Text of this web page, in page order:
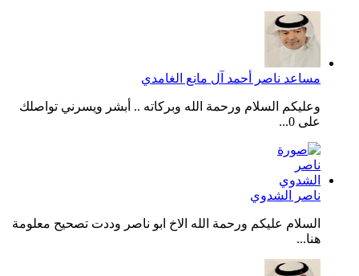
مساعد ناصر أحمد آل مانع الغامدي
وعليكم السلام ورحمة الله وبركاته .. أبشر ويسرني تواصلك
على 0...
ناصر الشدوي
السلام عليكم ورحمة الله الاخ ابو ناصر وددت تصحيح معلومة
هنا...